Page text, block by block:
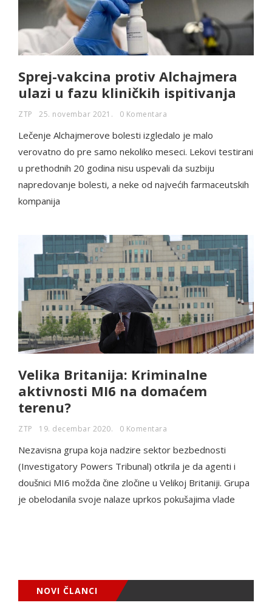
Sprej-vakcina protiv Alchajmera
ulazi u fazu kliničkih ispitivanja
ZTP 25. novembar 2021. 0 Komentara
Lečenje Alchajmerove bolesti izgledalo je malo
verovatno do pre samo nekoliko meseci. Lekovi testirani
u prethodnih 20 godina nisu uspevali da suzbiju
napredovanje bolesti, a neke od najvećih farmaceutskih
kompanija
Velika Britanija: Kriminalne
aktivnosti MI6 na domaćem
terenu?
ZTP 19. decembar 2020. 0 Komentara
Nezavisna grupa koja nadzire sektor bezbednosti
(Investigatory Powers Tribunal) otkrila je da agenti i
doušnici MI6 možda čine zločine u Velikoj Britaniji. Grupa
je obelodanila svoje nalaze uprkos pokušajima vlade
NOVI ČLANCI